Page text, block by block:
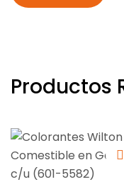
Productos